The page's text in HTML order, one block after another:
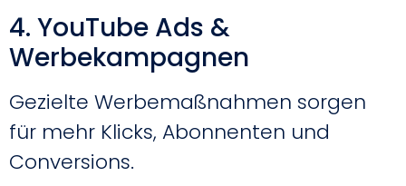
4. YouTube Ads &
Werbekampagnen
Gezielte Werbemaßnahmen sorgen
für mehr Klicks, Abonnenten und
Conversions.